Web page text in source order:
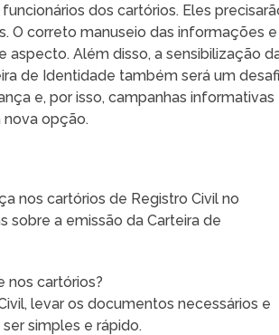
dos cartórios. Eles
O correto manuseio das informações
aspecto. Além disso, a sensibilização
de Identidade também será um
e, por isso, campanhas informativas
nova opção.
nos cartórios de Registro Civil no
sobre a emissão da Carteira de
nos cartórios?
levar os documentos necessários e
simples e rápido.